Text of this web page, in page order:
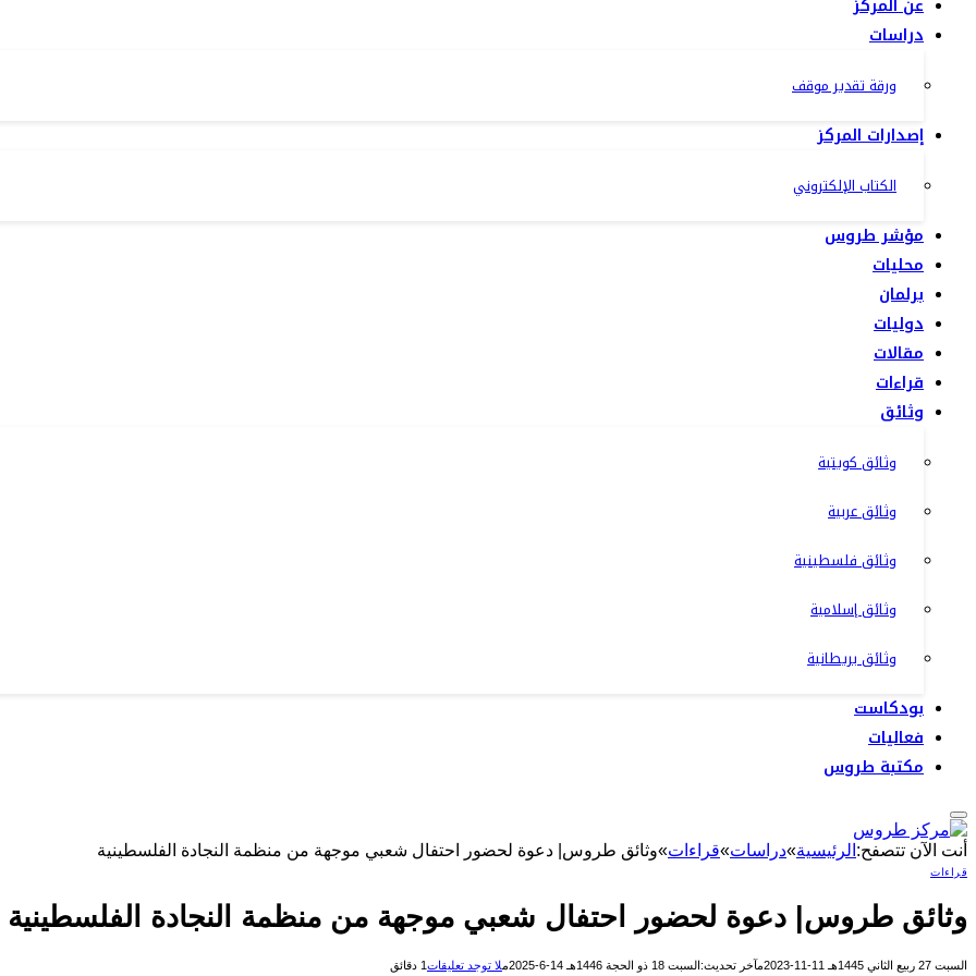
عن المركز
دراسات
ورقة تقدير موقف
إصدارات المركز
الكتاب الإلكتروني
مؤشر طروس
محليات
برلمان
دوليات
مقالات
قراءات
وثائق
وثائق كويتية
وثائق عربية
وثائق فلسطينية
وثائق إسلامية
وثائق بريطانية
بودكاست
فعاليات
مكتبة طروس
أنت الآن تتصفح: الرئيسية»دراسات»قراءات»وثائق طروس| دعوة لحضور احتفال شعبي موجهة من منظمة النجادة الفلسطينية
قراءات
وثائق طروس| دعوة لحضور احتفال شعبي موجهة من منظمة النجادة الفلسطينية
السبت 27 ربيع الثاني 1445هـ 11-11-2023م آخر تحديث:السبت 18 ذو الحجة 1446هـ 14-6-2025م لا توجد تعليقات1 دقائق